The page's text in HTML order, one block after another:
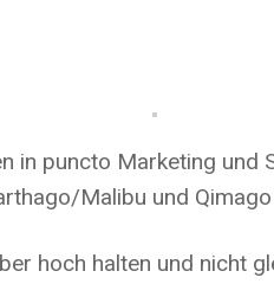
in puncto Marketing und
Malibu und
hoch halten und nicht